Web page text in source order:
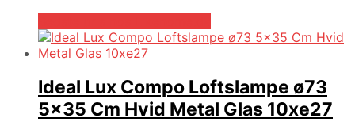
Ideal Lux Compo Loftslampe ø73
5×35 Cm Hvid Metal Glas 10xe27